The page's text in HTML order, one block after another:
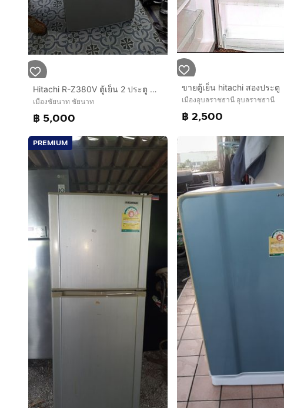
Hitachi R-Z380V ตู้เย็น 2 ประตู ขนาด 13.2 คิว (373.6 ลิตร) (non-cfc)
เมืองชัยนาท ชัยนาท
฿ 5,000
ขายตู้เย็น hitachi สองประตู
เมืองอุบลราชธานี อุบลราชธานี
฿ 2,500
PREMIUM